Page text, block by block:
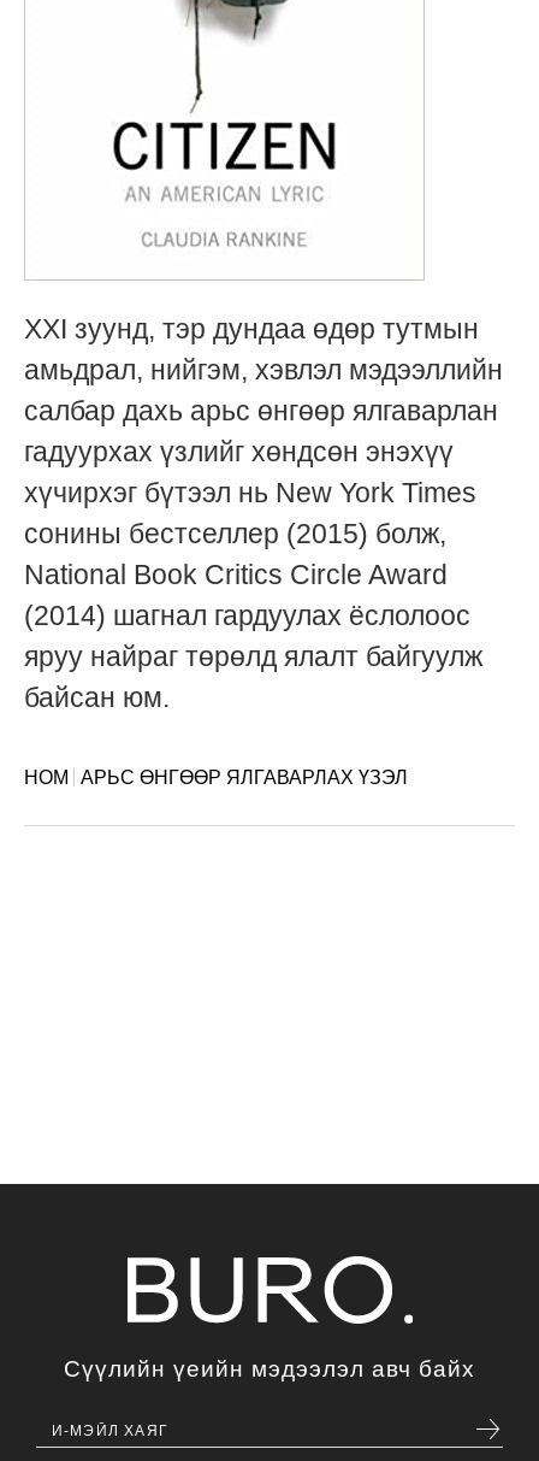
XXI зуунд, тэр дундаа өдөр тутмын
амьдрал, нийгэм, хэвлэл мэдээллийн
салбар дахь арьс өнгөөр ялгаварлан
гадуурхах үзлийг хөндсөн энэхүү
хүчирхэг бүтээл нь New York Times
сонины бестселлер (2015) болж,
National Book Critics Circle Award
(2014) шагнал гардуулах ёслолоос
яруу найраг төрөлд ялалт байгуулж
байсан юм.
НОМ АРЬС ӨНГӨӨР ЯЛГАВАРЛАХ ҮЗЭЛ
Сүүлийн үеийн мэдээлэл авч байх